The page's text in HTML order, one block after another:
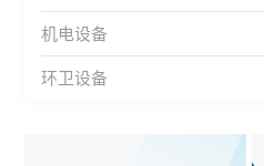
机电设备
环卫设备